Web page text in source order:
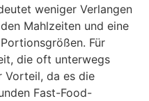
weniger Verlangen
Mahlzeiten und eine
Für
die oft unterwegs
Vorteil, da es die
Fast-Food-